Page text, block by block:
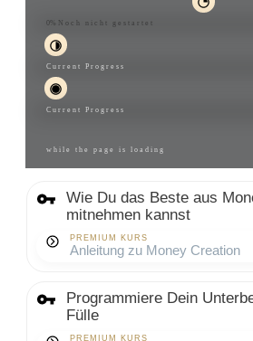
0% Noch nicht gestartet
Current Progress
Current Progress
while the page is loading
Wie Du das Beste aus
mitnehmen kannst
PREMIUM KURS
Anleitung zu Money Creation
Programmiere Dein
Fülle
PREMIUM KURS